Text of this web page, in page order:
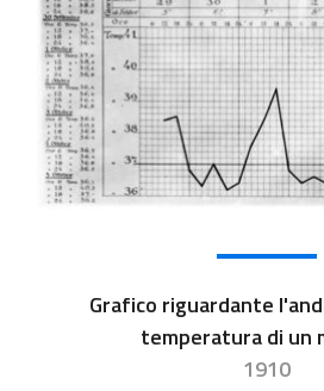
Grafico riguardante
temperatura di un
1910